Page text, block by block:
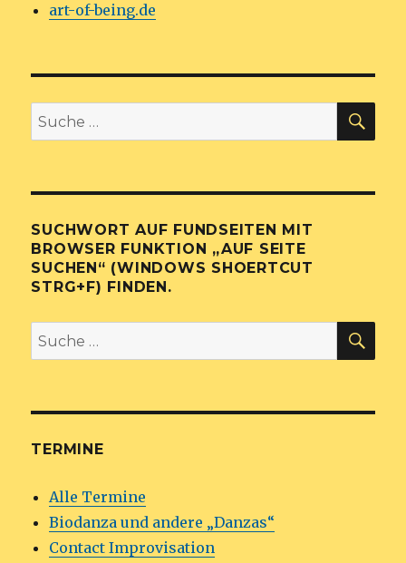
art-of-being.de
Suche
nach:
SUCHWORT AUF FUNDSEITEN MIT
BROWSER FUNKTION „AUF SEITE
SUCHEN“ (WINDOWS SHOERTCUT
STRG+F) FINDEN.
Suche
nach:
TERMINE
Alle Termine
Biodanza und andere „Danzas“
Contact Improvisation